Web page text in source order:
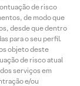
de risco
de modo que
desde que dentro
para o seu perfil.
objeto deste
de risco atual
serviços em
e/ou